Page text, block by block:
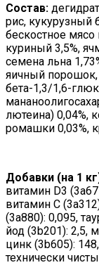
Состав:
рис, кукурузный
бескостное
куриный 3,5%,
семена льна
яичный порошок,
бета-1,3/1,6-
лютеина) 0,04%,
ромашки 0,03%,
Добавки (на 1
витамин D3
витамин С
(3a880): 0,095,
йод (3b201): 2,5,
цинк (3b605):
технически